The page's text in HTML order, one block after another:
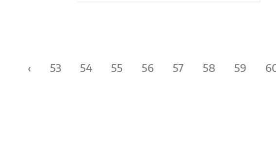
‹ 53 54 55 56 57 58 59